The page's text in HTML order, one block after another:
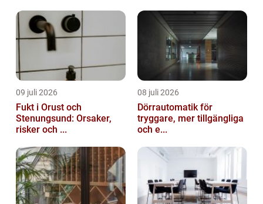
09 juli 2026
Fukt i Orust och
Stenungsund: Orsaker,
risker och ...
08 juli 2026
Dörrautomatik för
tryggare, mer tillgängliga
och e...